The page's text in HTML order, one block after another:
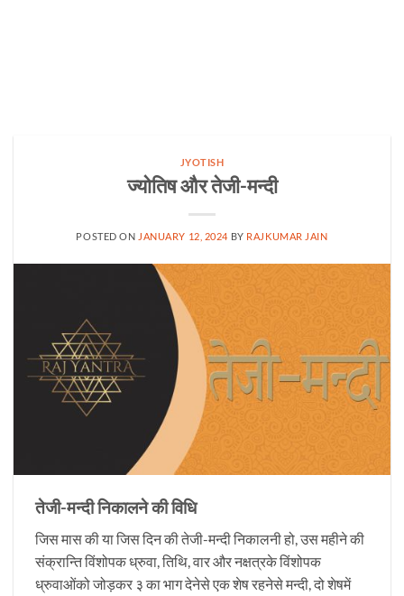
JYOTISH
ज्योतिष और तेजी-मन्दी
POSTED ON JANUARY 12, 2024 BY RAJKUMAR JAIN
तेजी-मन्दी निकालने की विधि
जिस मास की या जिस दिन की तेजी-मन्दी निकालनी हो, उस महीने की
संक्रान्ति विंशोपक ध्रुवा, तिथि, वार और नक्षत्रके विंशोपक
ध्रुवाओंको जोड़कर ३ का भाग देनेसे एक शेष रहनेसे मन्दी, दो शेषमें